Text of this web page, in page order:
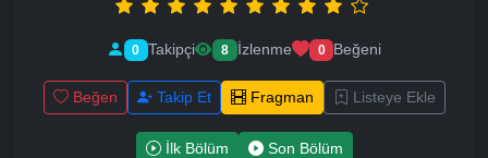
0 Takipçi 8 İzlenme 0 Beğeni
Beğen Takip Et Fragman Listeye Ekle
İlk Bölüm Son Bölüm